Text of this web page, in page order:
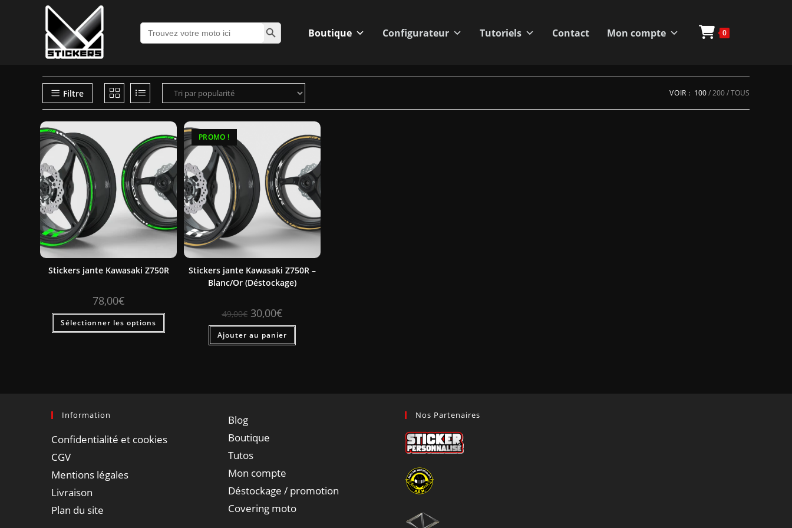
Recherche
de
:
BOUTON DE RECHERCHE
Boutique Configurateur Tutoriels Contact Mon compte 0
Filtre VOIR : 100 200 TOUS
Stickers jante Kawasaki Z750R
78,00€
Sélectionner les options
PROMO !
Stickers jante Kawasaki Z750R –
Blanc/Or (Déstockage)
49,00€ 30,00€
Ajouter au panier
Information
Confidentialité et cookies
CGV
Mentions légales
Livraison
Plan du site
Blog
Boutique
Tutos
Mon compte
Déstockage / promotion
Covering moto
Nos Partenaires